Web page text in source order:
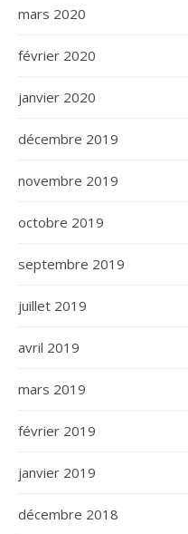
mars 2020
février 2020
janvier 2020
décembre 2019
novembre 2019
octobre 2019
septembre 2019
juillet 2019
avril 2019
mars 2019
février 2019
janvier 2019
décembre 2018